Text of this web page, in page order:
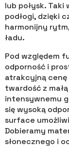
lub połysk.
podłogi, dzięki
harmonijny
ładu.
Pod względem
odporność i
atrakcyjną cenę
twardość z
intensywnemu
się wysoką
surface
Dobieramy
słonecznego i